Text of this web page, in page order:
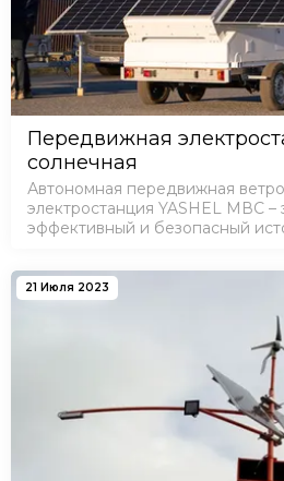
Передвижная
солнечная
Автономная передвижная
электростанция YASHEL МВС
эффективный и безопасный
философия проектирования
21 Июля 2023